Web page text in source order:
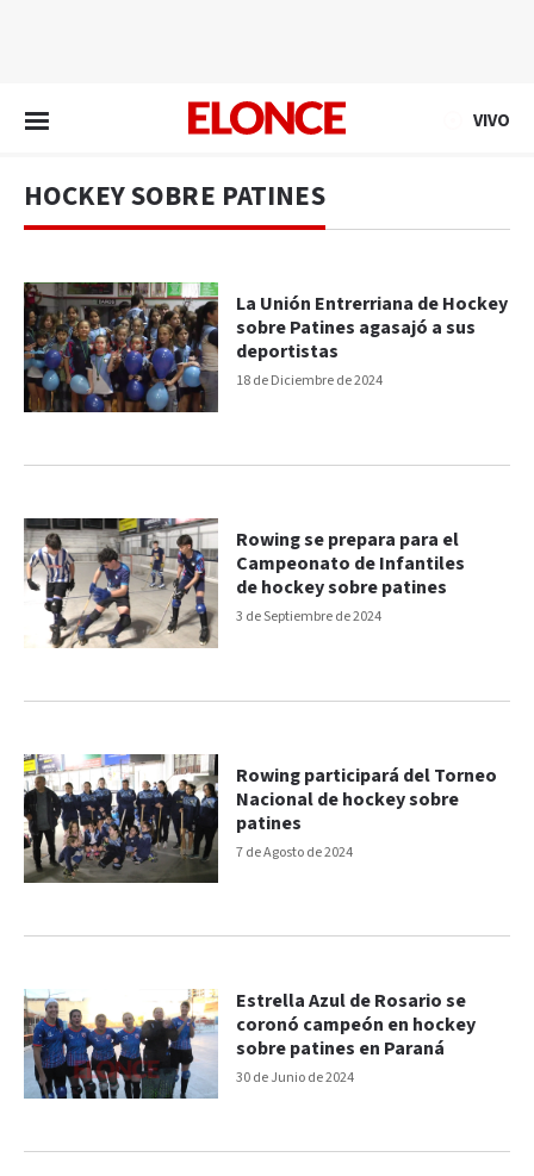
VIVO
HOCKEY SOBRE PATINES
18 de Diciembre de 2024
La Unión Entrerriana de Hockey
sobre Patines agasajó a sus
deportistas
3 de Septiembre de 2024
Rowing se prepara para el
Campeonato de Infantiles
de hockey sobre patines
7 de Agosto de 2024
Rowing participará del Torneo
Nacional de hockey sobre
patines
30 de Junio de 2024
Estrella Azul de Rosario se
coronó campeón en hockey
sobre patines en Paraná